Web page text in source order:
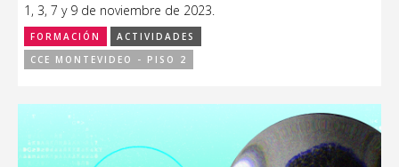
1, 3, 7 y 9 de noviembre de 2023.
FORMACIÓN
ACTIVIDADES
CCE MONTEVIDEO - PISO 2